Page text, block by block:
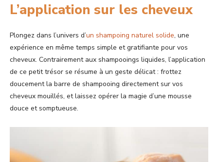
L’application sur les cheveux
Plongez dans l’univers d’un shampoing naturel solide, une
expérience en même temps simple et gratifiante pour vos
cheveux. Contrairement aux shampooings liquides, l’application
de ce petit trésor se résume à un geste délicat : frottez
doucement la barre de shampooing directement sur vos
cheveux mouillés, et laissez opérer la magie d’une mousse
douce et somptueuse.